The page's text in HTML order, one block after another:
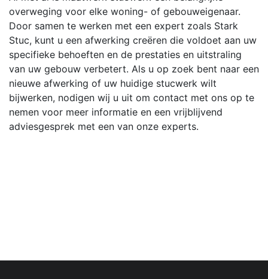
overweging voor elke woning- of gebouweigenaar.
Door samen te werken met een expert zoals Stark
Stuc, kunt u een afwerking creëren die voldoet aan uw
specifieke behoeften en de prestaties en uitstraling
van uw gebouw verbetert. Als u op zoek bent naar een
nieuwe afwerking of uw huidige stucwerk wilt
bijwerken, nodigen wij u uit om contact met ons op te
nemen voor meer informatie en een vrijblijvend
adviesgesprek met een van onze experts.